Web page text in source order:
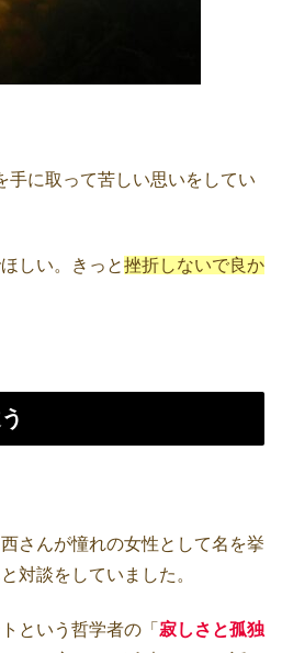
手に取って苦しい思いをしてい
しい。きっと挫折しないで良か
さんが憧れの女性として名を挙
対談をしていました。
という哲学者の「 寂しさと孤独